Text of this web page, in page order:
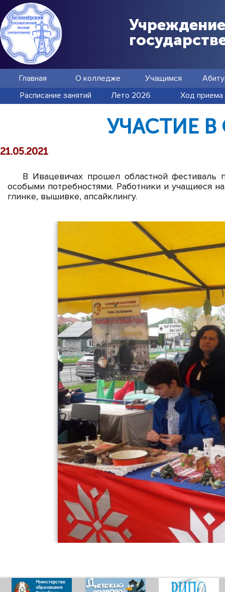
Главная О колледже Учащимся
Расписание занятий
Лето 2026 Ход приема
УЧАСТИЕ
21.05.2021
В Ивацевичах прошел областной фестиваль
особыми потребностями. Работники и учащиеся
глинке, вышивке, апсайклингу.